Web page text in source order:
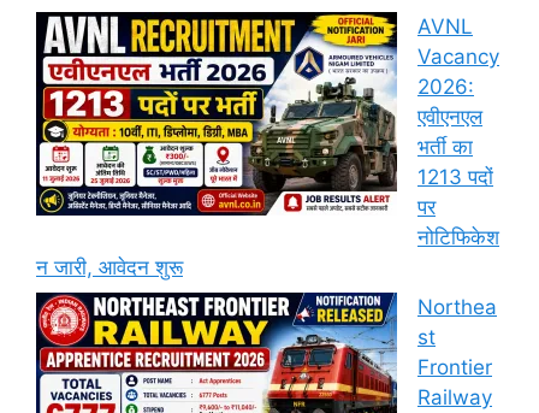
AVNL
Vacancy
2026:
एवीएनएल
भर्ती का
1213 पदों
पर
नोटिफिकेश
न जारी, आवेदन शुरू
Northea
st
Frontier
Railway